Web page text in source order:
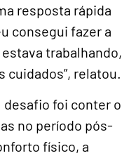
resposta rápida
consegui fazer a
trabalhando,
cuidados”, relatou.
desafio foi conter o
no período pós-
físico, a